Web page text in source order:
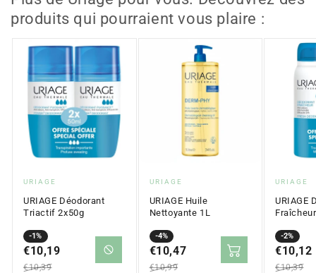
produits qui pourraient vous plaire :
Fournisseur
:
URIAGE
URIAGE Déodorant
Triactif 2x50g
-1%
Prix
en
€10,19
Prix
régulier
€10,39
Fournisseur
:
URIAGE
URIAGE Huile
Nettoyante 1L
-4%
Prix
en
€10,47
Prix
régulier
€10,99
:
URIAGE
URIAGE
-2%
Prix
en
€10,12
Prix
régulier
€10,39